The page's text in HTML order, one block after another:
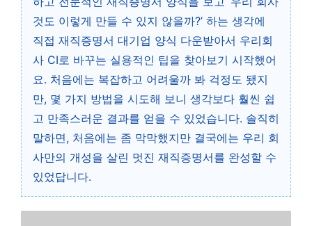
것도 이렇게 만들 수 있지 않을까?’ 하는 생각에
직접 재직증명서 대기업 양식 다운받아서 우리회
사 CI로 바꾸는 실용적인 팁을 찾아보기 시작했어
요. 처음에는 복잡하고 어려울까 봐 걱정도 됐지
만, 몇 가지 방법을 시도해 보니 생각보다 훨씬 쉽
고 만족스러운 결과를 얻을 수 있었습니다. 솔직히
말하면, 처음에는 좀 막막했지만 결국에는 우리 회
사만의 개성을 살린 멋진 재직증명서를 완성할 수
있었답니다.